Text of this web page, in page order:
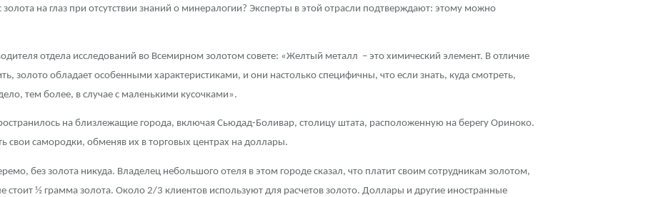
на глаз при отсутствии знаний о минералогии? Эксперты в этой отрасли подтверждают: этому можно
отдела исследований во Всемирном золотом совете: «Желтый металл – это химический элемент. В отличие
золото обладает особенными характеристиками, и они настолько специфичны, что если знать, куда смотреть,
тем более, в случае с маленькими кусочками».
на близлежащие города, включая Сьюдад-Боливар, столицу штата, расположенную на берегу Ориноко.
свои самородки, обменяв их в торговых центрах на доллары.
без золота никуда. Владелец небольшого отеля в этом городе сказал, что платит своим сотрудникам золотом,
стоит ½ грамма золота. Около 2/3 клиентов используют для расчетов золото. Доллары и другие иностранные